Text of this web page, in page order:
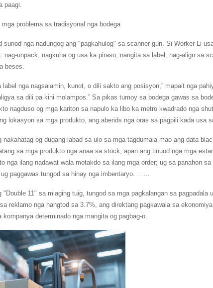
paagi.
problema sa tradisyonal nga bodega
sunod nga nadungog ang "pagkahulog" sa scanner gun. Si Worker Li
nag-unpack, nagkuha og usa ka piraso, nangita sa label, nag-align sa
beses.
nga nagsalamin, kunot, o dili sakto ang posisyon,” mapait nga
sa dili pa kini molampos.” Sa pikas tumoy sa bodega gawas sa
nagduso og mga kariton sa napulo ka libo ka metro kwadrado nga
lokasyon sa mga produkto, ang aberids nga oras sa pagpili kada usa
og dugang labad sa ulo sa mga tagdumala mao ang data
sa mga produkto nga anaa sa stock, apan ang tinuod nga mga
nga ilang nadawat wala motakdo sa ilang mga order; ug sa panahon
paggawas tungod sa hinay nga imbentaryo. ……
"Double 11" sa miaging tuig, tungod sa mga pagkalangan sa pagpadala
reklamo nga hangtod sa 3.7%, ang direktang pagkawala sa
determinado nga mangita og pagbag-o.